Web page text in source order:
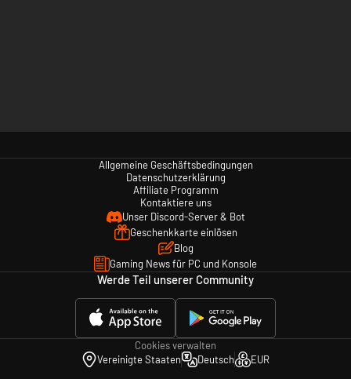
Allgemeine Geschäftsbedingungen
Datenschutzerklärung
Affiliate Programm
Kontaktiere uns
Unser Discord-Server & Bot
Geschenkkarte einlösen
Blog
Gaming News für PC und Konsole
Werde Teil unserer Community
Cookies verwalten
Vereinigte Staaten
Deutsch EUR